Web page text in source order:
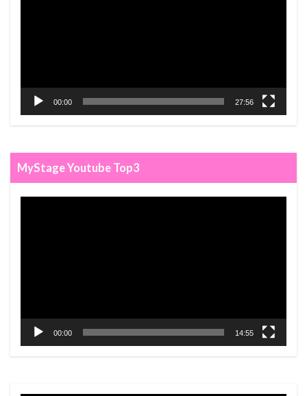
00:00 27:56
MyStage Youtube Top3
動
00:00 14:55